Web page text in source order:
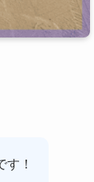
！